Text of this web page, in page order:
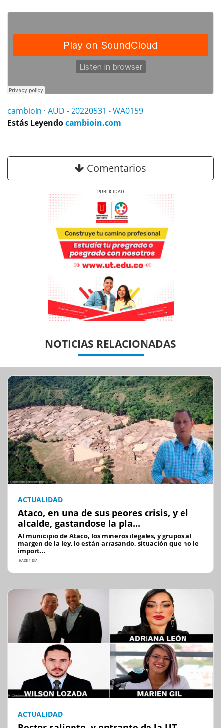
cambioin · AUD - 20220531 - WA0159
Estás Leyendocambioin.com
Comentarios
NOTICIAS RELACIONADAS
ACTUALIDAD
Ataco, en una de sus peores crisis, y el
alcalde, gastandose la pla...
Al municipio de Ataco, los mineros ilegales, y grupos al
margen de la ley, lo están arrasando, situación que no le
import...
HACE 1 DÍA
ACTUALIDAD